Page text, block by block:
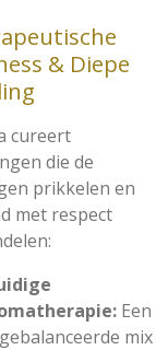
& Diepe
cureert
die de
prikkelen en
met respect
Een
mix